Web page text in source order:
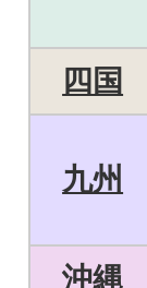
四国
九州
沖縄